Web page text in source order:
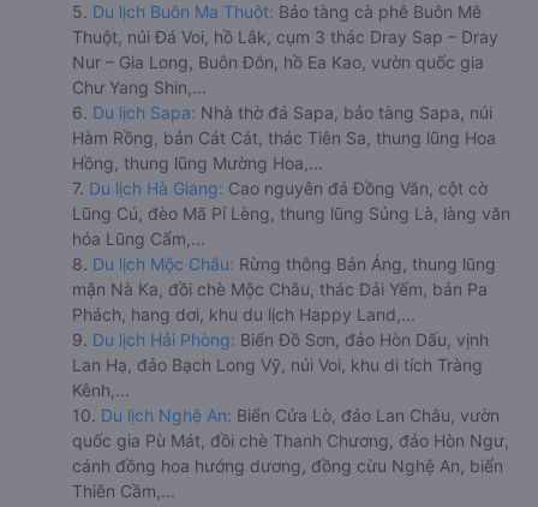
5. Du lịch Buôn Ma Thuột: Bảo tàng cà phê Buôn Mê
Thuột, núi Đá Voi, hồ Lắk, cụm 3 thác Dray Sap – Dray
Nur – Gia Long, Buôn Đôn, hồ Ea Kao, vườn quốc gia
Chư Yang Shin,...
6. Du lịch Sapa: Nhà thờ đá Sapa, bảo tàng Sapa, núi
Hàm Rồng, bản Cát Cát, thác Tiên Sa, thung lũng Hoa
Hồng, thung lũng Mường Hoa,...
7. Du lịch Hà Giang: Cao nguyên đá Đồng Văn, cột cờ
Lũng Cú, đèo Mã Pí Lèng, thung lũng Sủng Là, làng văn
hóa Lũng Cẩm,...
8. Du lịch Mộc Châu: Rừng thông Bản Áng, thung lũng
mận Nà Ka, đồi chè Mộc Châu, thác Dải Yếm, bản Pa
Phách, hang dơi, khu du lịch Happy Land,...
9. Du lịch Hải Phòng: Biển Đồ Sơn, đảo Hòn Dấu, vịnh
Lan Hạ, đảo Bạch Long Vỹ, núi Voi, khu di tích Tràng
Kênh,...
10. Du lịch Nghệ An: Biển Cửa Lò, đảo Lan Châu, vườn
quốc gia Pù Mát, đồi chè Thanh Chương, đảo Hòn Ngư,
cánh đồng hoa hướng dương, đồng cừu Nghệ An, biển
Thiên Cầm,...